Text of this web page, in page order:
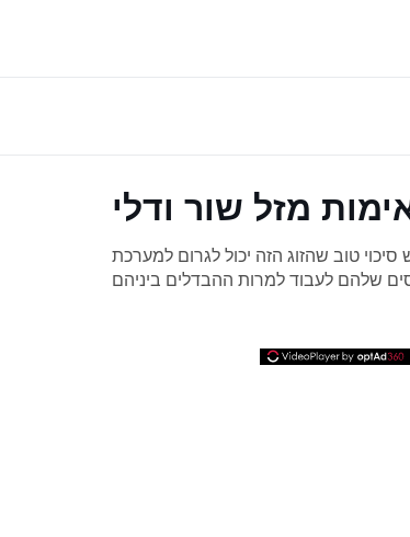
מזל שור ודלי
טוב שהזוג הזה יכול לגרום למערכת